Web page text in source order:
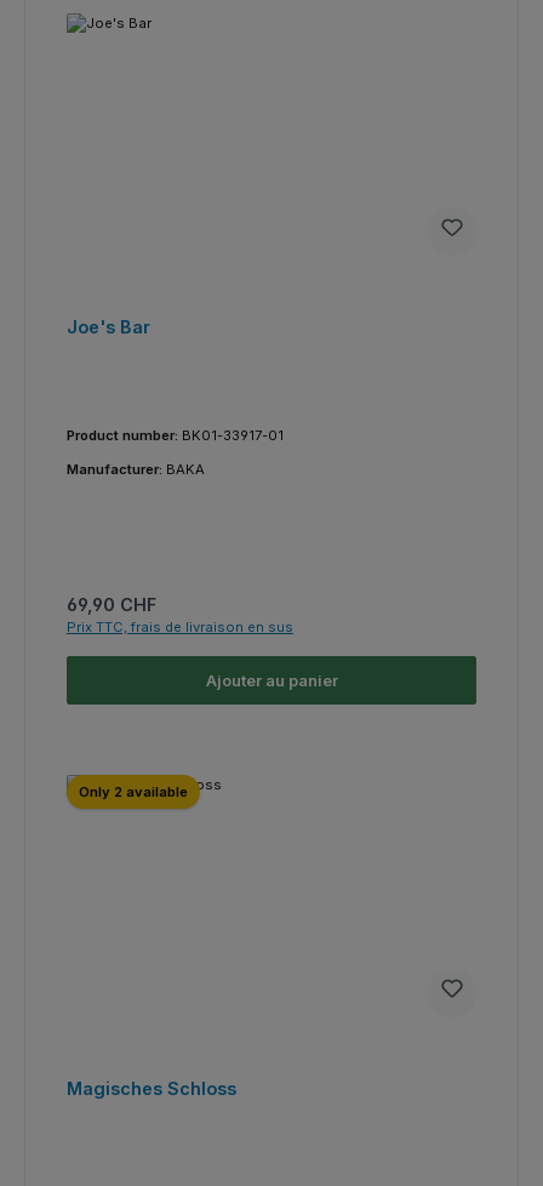
Joe's Bar
Product number: BK01-33917-01
Manufacturer: BAKA
Prix régulier :
69,90 CHF
Prix TTC, frais de livraison en sus
Ajouter au panier
Only 2 available
Magisches Schloss